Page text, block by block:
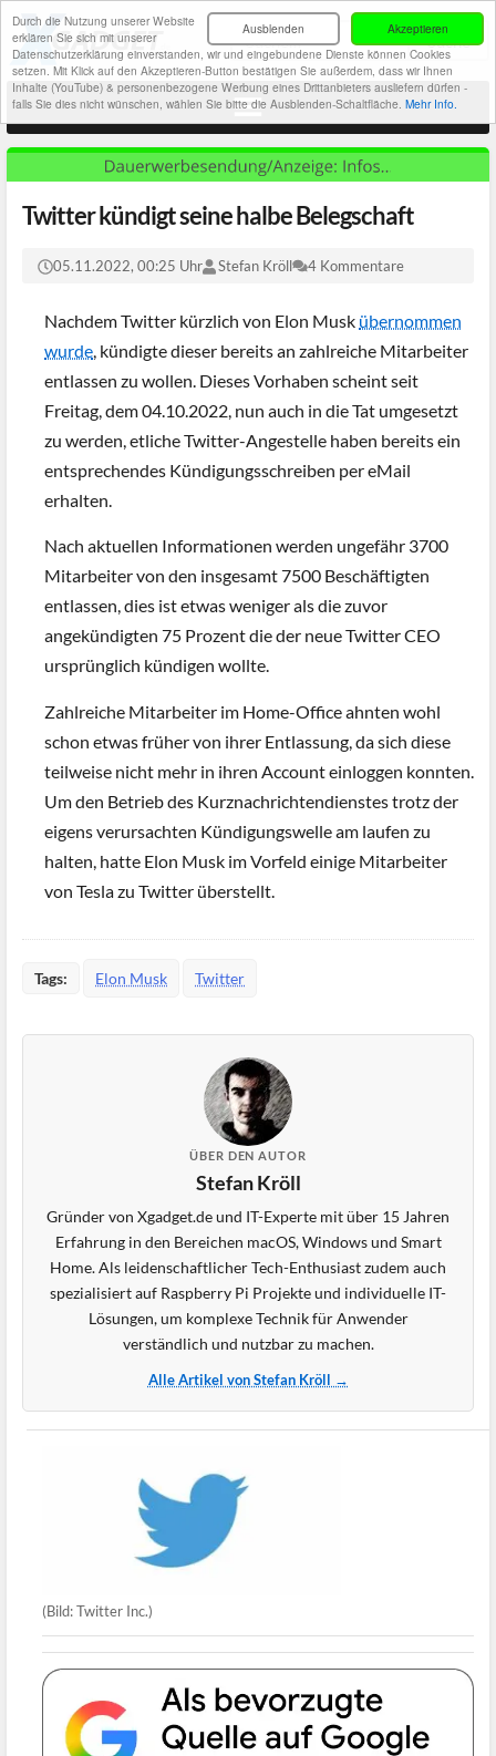
Akzeptieren
Ausblenden
Durch die Nutzung unserer Website
erklären Sie sich mit unserer
Datenschutzerklärung einverstanden, wir und eingebundene Dienste können Cookies
setzen. Mit Klick auf den Akzeptieren-Button bestätigen Sie außerdem, dass wir Ihnen
Inhalte (YouTube) & personenbezogene Werbung eines Drittanbieters ausliefern dürfen -
falls Sie dies nicht wünschen, wählen Sie bitte die Ausblenden-Schaltfläche. Mehr Info.
Twitter kündigt seine halbe Belegschaft
05.11.2022, 00:25 Uhr Stefan Kröll 4 Kommentare
Nachdem Twitter kürzlich von Elon Musk übernommen
wurde, kündigte dieser bereits an zahlreiche Mitarbeiter
entlassen zu wollen. Dieses Vorhaben scheint seit
Freitag, dem 04.10.2022, nun auch in die Tat umgesetzt
zu werden, etliche Twitter-Angestelle haben bereits ein
entsprechendes Kündigungsschreiben per eMail
erhalten.
Nach aktuellen Informationen werden ungefähr 3700
Mitarbeiter von den insgesamt 7500 Beschäftigten
entlassen, dies ist etwas weniger als die zuvor
angekündigten 75 Prozent die der neue Twitter CEO
ursprünglich kündigen wollte.
Zahlreiche Mitarbeiter im Home-Office ahnten wohl
schon etwas früher von ihrer Entlassung, da sich diese
teilweise nicht mehr in ihren Account einloggen konnten.
Um den Betrieb des Kurznachrichtendienstes trotz der
eigens verursachten Kündigungswelle am laufen zu
halten, hatte Elon Musk im Vorfeld einige Mitarbeiter
von Tesla zu Twitter überstellt.
Tags: Elon Musk Twitter
ÜBER DEN AUTOR
Stefan Kröll
Gründer von Xgadget.de und IT-Experte mit über 15 Jahren
Erfahrung in den Bereichen macOS, Windows und Smart
Home. Als leidenschaftlicher Tech-Enthusiast zudem auch
spezialisiert auf Raspberry Pi Projekte und individuelle IT-
Lösungen, um komplexe Technik für Anwender
verständlich und nutzbar zu machen.
Alle Artikel von Stefan Kröll →
(Bild: Twitter Inc.)